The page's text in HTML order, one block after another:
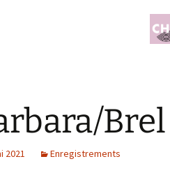
Brel
2021 Enregistrements